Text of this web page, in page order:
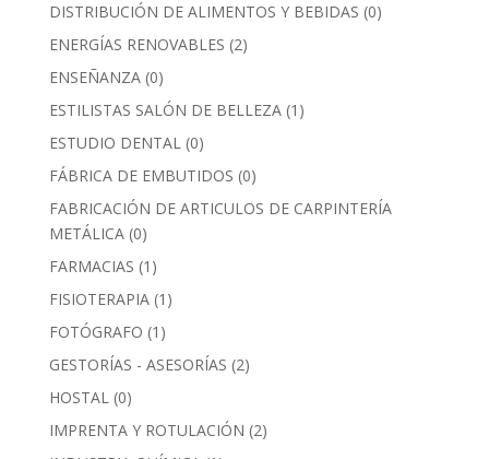
DISTRIBUCIÓN DE ALIMENTOS Y BEBIDAS (0)
ENERGÍAS RENOVABLES (2)
ENSEÑANZA(0)
ESTILISTAS SALÓN DE BELLEZA(1)
ESTUDIO DENTAL(0)
FÁBRICA DE EMBUTIDOS (0)
FABRICACIÓN DE ARTICULOS DE CARPINTERÍA
METÁLICA(0)
FARMACIAS (1)
FISIOTERAPIA(1)
FOTÓGRAFO (1)
GESTORÍAS - ASESORÍAS (2)
HOSTAL(0)
IMPRENTA Y ROTULACIÓN (2)